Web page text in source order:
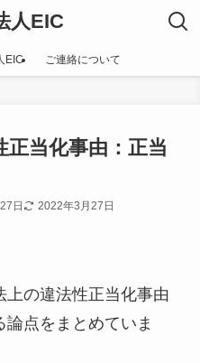
人EIC
EIC ご連絡について
正当化事由：正当
日 2022年3月27日
の違法性正当化事由
点をまとめていま